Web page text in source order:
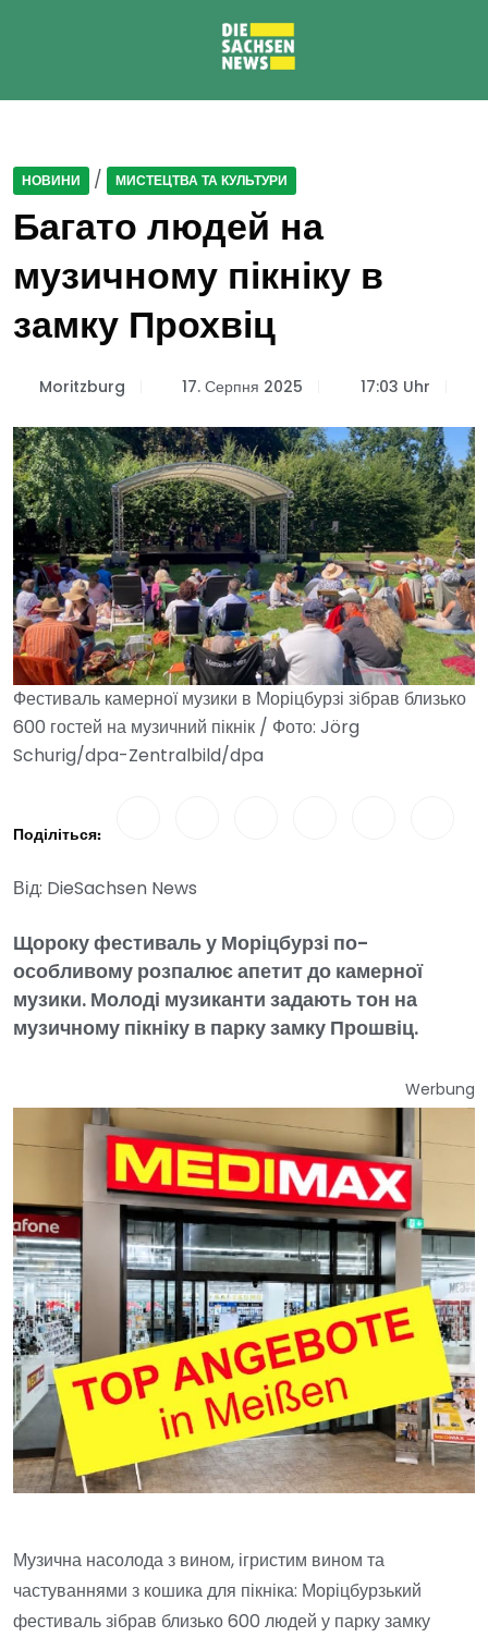
НОВИНИ / МИСТЕЦТВА ТА КУЛЬТУРИ
Багато людей на
музичному пікніку в
замку Прохвіц
Moritzburg 17. Серпня 2025 17:03 Uhr
Фестиваль камерної музики в Моріцбурзі зібрав близько
600 гостей на музичний пікнік / Фото: Jörg
Schurig/dpa-Zentralbild/dpa
Поділіться:
Від: DieSachsen News
Щороку фестиваль у Моріцбурзі по-
особливому розпалює апетит до камерної
музики. Молоді музиканти задають тон на
музичному пікніку в парку замку Прошвіц.
Werbung
Музична насолода з вином, ігристим вином та
частуваннями з кошика для пікніка: Моріцбурзький
фестиваль зібрав близько 600 людей у парку замку